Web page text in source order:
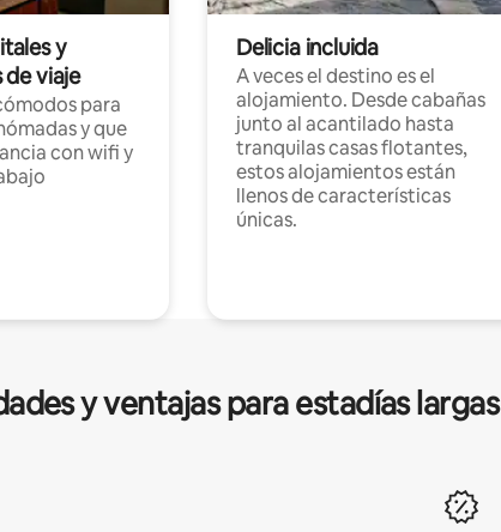
y
de viaje
para
y que
con wifi y
Delicia incluida
A veces el destino es el
alojamiento. Desde cabañas
junto al acantilado hasta
tranquilas casas flotantes,
estos alojamientos están
llenos de características
únicas.
y ventajas para estadías largas